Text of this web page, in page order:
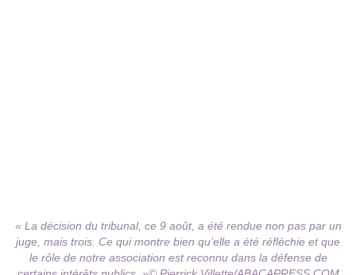
« La décision du tribunal, ce 9 août, a été rendue non pas par un
juge, mais trois. Ce qui montre bien qu’elle a été réfléchie et que
le rôle de notre association est reconnu dans la défense de